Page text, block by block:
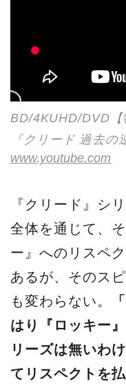
BD/4KUHD/DVD【
『クリード 過去
www.youtube.com
『クリード』シ
全体を通じて、
ー』へのリスペ
あるが、そのス
も変わらない。
はり『ロッキー
リーズは無いわ
てリスペクトを